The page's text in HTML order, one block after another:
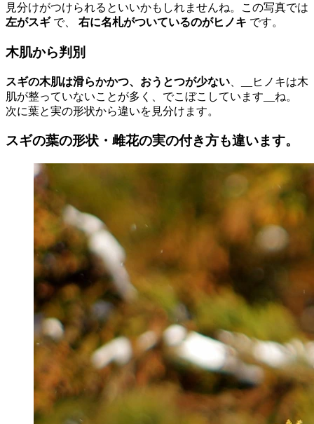
見分けがつけられるといいかもしれませんね。この写真では
左がスギで、 右に名札がついているのがヒノキ です。
木肌から判別
スギの木肌は滑らかかつ、おうとつが少ない 、__ヒノキは木
肌が整っていないことが多く、でこぼこしています__ね。
次に葉と実の形状から違いを見分けます。
スギの葉の形状・雌花の実の付き方も違います。